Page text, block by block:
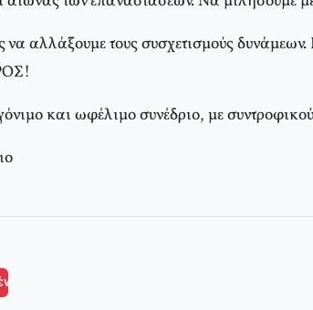
να αλλάξουμε τους συσχετισμούς
και ωφέλιμο συνέδριο, με
το τ.2 του Δικτύου Κριτικής και Δράσης στην